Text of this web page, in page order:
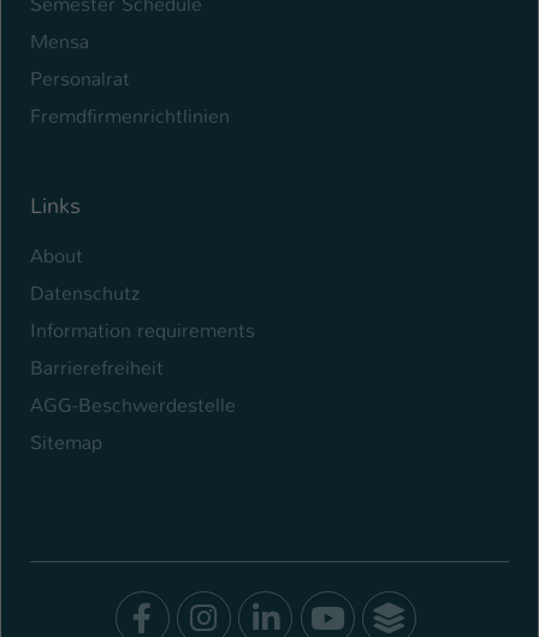
Mensa
Personalrat
Fremdfirmenrichtlinien
Links
About
Datenschutz
Information requirements
Barrierefreiheit
AGG-Beschwerdestelle
Sitemap
Facebook
Instagram
LinkedIn
Youtube